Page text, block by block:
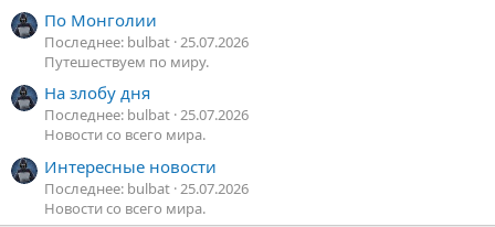
По Монголии
Последнее: bulbat 25.07.2026
Путешествуем по миру.
На злобу дня
Последнее: bulbat 25.07.2026
Новости со всего мира.
Интересные новости
Последнее: bulbat 25.07.2026
Новости со всего мира.